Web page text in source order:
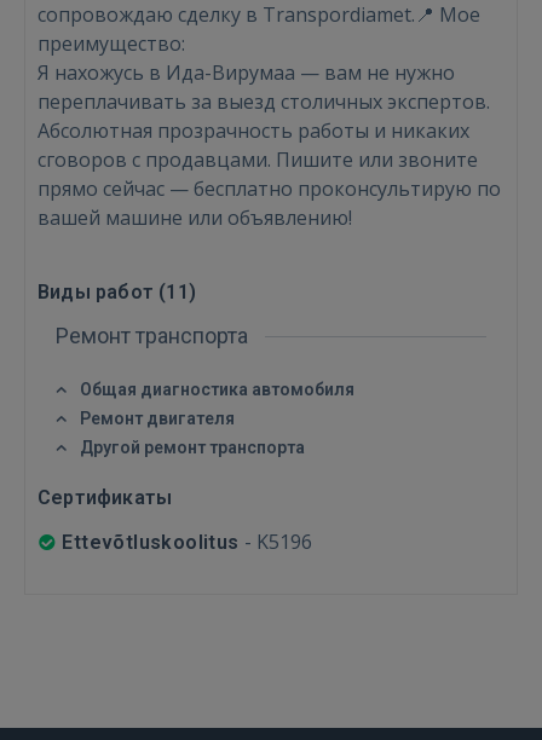
ВОЙТИ
Забыли пароль?
FACEBOOK
Ещё не зарегистрированы?
сопровождаю сделку в Transpordiamet.📍 Мое
преимущество:
Я нахожусь в Ида-Вирумаа — вам не нужно
переплачивать за выезд столичных экспертов.
Абсолютная прозрачность работы и никаких
сговоров с продавцами. Пишите или звоните
прямо сейчас — бесплатно проконсультирую по
вашей машине или объявлению!
Виды работ (11)
Ремонт транспорта
Общая диагностика автомобиля
Ремонт двигателя
Другой ремонт транспорта
Сертификаты
Ettevõtluskoolitus - K5196